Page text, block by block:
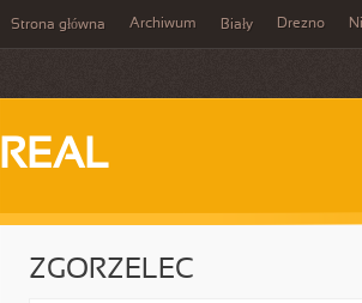
Strona główna Archiwum Biały Drezno
REAL
ZGORZELEC